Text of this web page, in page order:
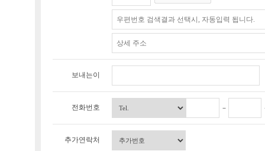
보내는이
전화번호
추가연락처